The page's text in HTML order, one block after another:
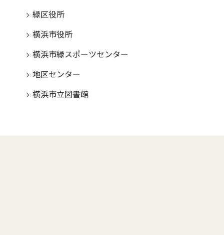
緑区役所
横浜市役所
横浜市緑スポーツセンター
地区センター
横浜市立図書館